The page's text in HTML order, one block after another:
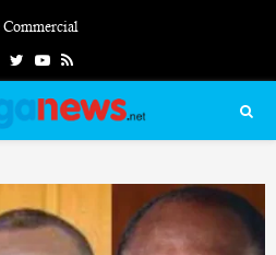
Commercial
TwitterYoutube
Rss